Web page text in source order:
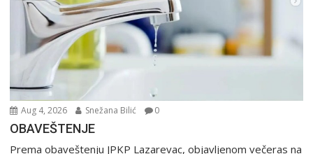
Aug 4, 2026 Snežana Bilić 0
OBAVEŠTENJE
Prema obaveštenju JPKP Lazarevac, objavljenom večeras na